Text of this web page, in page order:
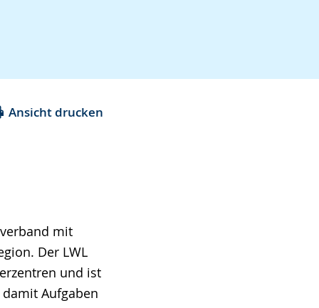
Ansicht drucken
mit
Der LWL
und ist
Aufgaben